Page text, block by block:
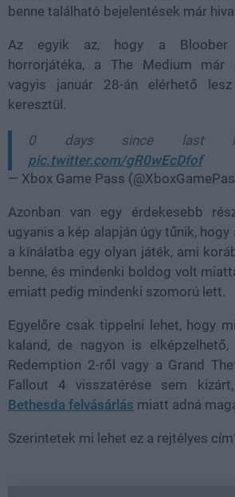
benne található bejelentések már
Az egyik az, hogy a Bloober
horrorjátéka, a The Medium már
vagyis január 28-án elérhető
keresztül.
0 days since last
pic.twitter.com/gR0wEcDfof
— Xbox Game Pass
Azonban van egy érdekesebb
ugyanis a kép alapján úgy tűnik,
a kínálatba egy olyan játék, ami
benne, és mindenki boldog volt
emiatt pedig mindenki szomorú lett.
Egyelőre csak tippelni lehet, hogy
kaland, de nagyon is
Redemption 2-ről vagy a Grand
Fallout 4 visszatérése sem
Bethesda felvásárlás miatt adná
Szerintetek mi lehet ez a rejtélyes